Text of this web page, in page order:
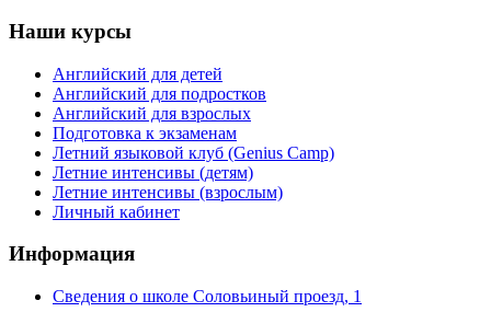
Наши курсы
Английский для детей
Английский для подростков
Английский для взрослых
Подготовка к экзаменам
Летний языковой клуб (Genius Camp)
Летние интенсивы (детям)
Летние интенсивы (взрослым)
Личный кабинет
Информация
Сведения о школе Соловьиный проезд, 1